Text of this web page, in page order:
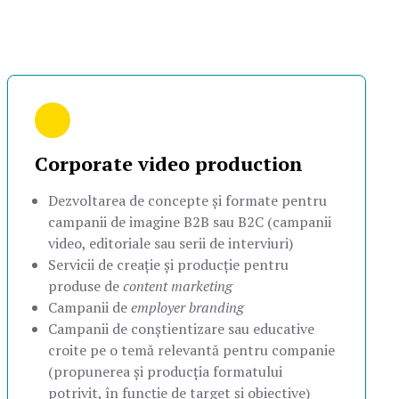
Corporate video production
Dezvoltarea de concepte și formate pentru
campanii de imagine B2B sau B2C (campanii
video, editoriale sau serii de interviuri)
Servicii de creație și producție pentru
produse decontent marketing
Campanii deemployer branding
Campanii de conștientizare sau educative
croite pe o temă relevantă pentru companie
(propunerea și producția formatului
potrivit, în funcție de target și obiective)